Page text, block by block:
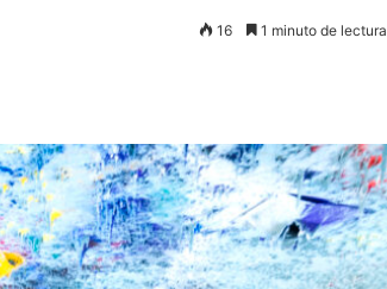
16 1 minuto de lectura